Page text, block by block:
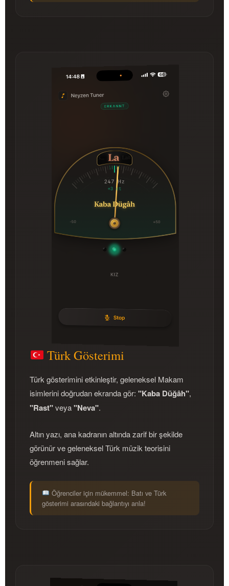
Türk Gösterimi
Türk gösterimini etkinleştir, geleneksel Makam
isimlerini doğrudan ekranda gör:"Kaba Düğâh",
"Rast"veya"Neva".
Altın yazı, ana kadranın altında zarif bir şekilde
görünür ve geleneksel Türk müzik teorisini
öğrenmeni sağlar.
Öğrenciler için mükemmel: Batı ve Türk
gösterimi arasındaki bağlantıyı anla!